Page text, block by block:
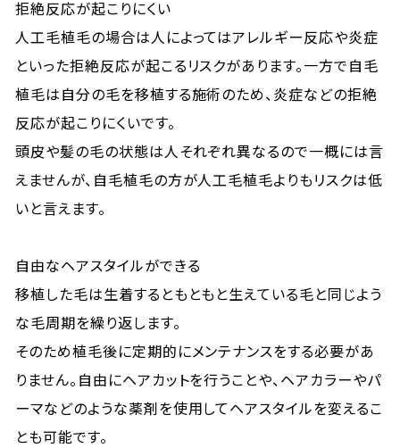
拒絶反応が起こりにくい
人工毛植毛の場合は人によってはアレルギー反応や炎症
といった拒絶反応が起こるリスクがあります。一方で自毛
植毛は自分の毛を移植する施術のため、炎症などの拒絶
反応が起こりにくいです。
頭皮や髪の毛の状態は人それぞれ異なるので一概には言
えませんが、自毛植毛の方が人工毛植毛よりもリスクは低
いと言えます。
自由なヘアスタイルができる
移植した毛は生着するともともと生えている毛と同じよう
な毛周期を繰り返します。
そのため植毛後に定期的にメンテナンスをする必要があ
りません。自由にヘアカットを行うことや、ヘアカラーやパ
ーマなどのような薬剤を使用してヘアスタイルを変えるこ
とも可能です。